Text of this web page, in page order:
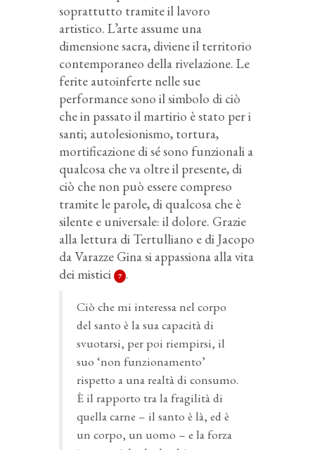
soprattutto tramite il lavoro
artistico. L’arte assume una
dimensione sacra, diviene il territorio
contemporaneo della rivelazione. Le
ferite autoinferte nelle sue
performance sono il simbolo di ciò
che in passato il martirio è stato per i
santi; autolesionismo, tortura,
mortificazione di sé sono funzionali a
qualcosa che va oltre il presente, di
ciò che non può essere compreso
tramite le parole, di qualcosa che è
silente e universale: il dolore. Grazie
alla lettura di Tertulliano e di Jacopo
da Varazze Gina si appassiona alla vita
dei mistici
7 .
Ciò che mi interessa nel corpo
del santo è la sua capacità di
svuotarsi, per poi riempirsi, il
suo ‘non funzionamento’
rispetto a una realtà di consumo.
È il rapporto tra la fragilità di
quella carne – il santo è là, ed è
un corpo, un uomo – e la forza